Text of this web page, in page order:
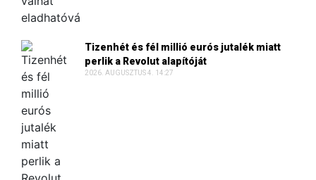
Tizenhét és fél millió eurós jutalék miatt
perlik a Revolut alapítóját
2026. AUGUSZTUS 4. 14:27